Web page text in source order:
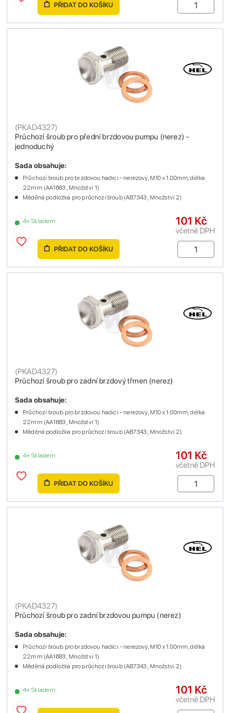
PŘIDAT DO KOŠÍKU
Průchozí šroub pro přední brzdovou pumpu (nerez) -
jednoduchý
(PKAD4327)
4+ Skladem
Sada obsahuje:
Průchozí šroub pro brzdovou hadici - nerezový, M10 x 1.00mm, délka
22mm (AA1683 , Množství 1)
Měděná podložka pro průchozí šroub (AB7343 , Množství 2)
101 Kč
včetně DPH
PŘIDAT DO KOŠÍKU
Průchozí šroub pro zadní brzdový třmen (nerez)
(PKAD4327)
4+ Skladem
Sada obsahuje:
Průchozí šroub pro brzdovou hadici - nerezový, M10 x 1.00mm, délka
22mm (AA1683 , Množství 1)
Měděná podložka pro průchozí šroub (AB7343 , Množství 2)
101 Kč
včetně DPH
PŘIDAT DO KOŠÍKU
Průchozí šroub pro zadní brzdovou pumpu (nerez)
(PKAD4327)
4+ Skladem
Sada obsahuje:
Průchozí šroub pro brzdovou hadici - nerezový, M10 x 1.00mm, délka
22mm (AA1683 , Množství 1)
Měděná podložka pro průchozí šroub (AB7343 , Množství 2)
101 Kč
včetně DPH